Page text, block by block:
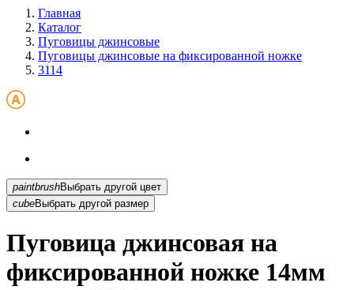
Главная
Каталог
Пуговицы джинсовые
Пуговицы джинсовые на фиксированной ножке
3114
paintbrush
Выбрать другой цвет
cubeВыбрать другой размер
Пуговица джинсовая на
фиксированной ножке 14мм